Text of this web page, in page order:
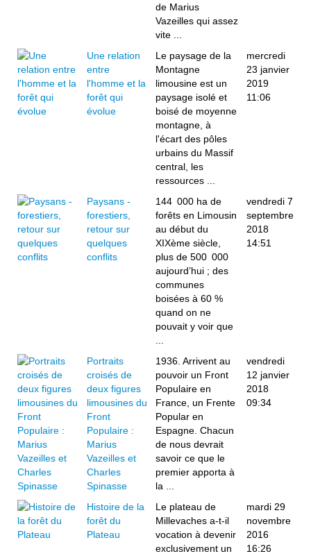
de Marius
Vazeilles qui assez
vite ...
Une relation
entre
l'homme et la
forêt qui
évolue
Le paysage de la
Montagne
limousine est un
paysage isolé et
boisé de moyenne
montagne, à
l'écart des pôles
urbains du Massif
central, les
ressources ...
mercredi
23 janvier
2019
11:06
Paysans -
forestiers,
retour sur
quelques
conflits
144 000 ha de
forêts en Limousin
au début du
XIXème siècle,
plus de 500 000
aujourd’hui ; des
communes
boisées à 60 %
quand on ne
pouvait y voir que
vendredi 7
septembre
2018
14:51
Portraits
croisés de
deux figures
limousines du
Front
Populaire :
Marius
Vazeilles et
Charles
Spinasse
1936. Arrivent au
pouvoir un Front
Populaire en
France, un Frente
Popular en
Espagne. Chacun
de nous devrait
savoir ce que le
premier apporta à
la ...
vendredi
12 janvier
2018
09:34
Histoire de la
forêt du
Plateau
Le plateau de
Millevaches a-t-il
vocation à devenir
exclusivement un
mardi 29
novembre
2016
16:26